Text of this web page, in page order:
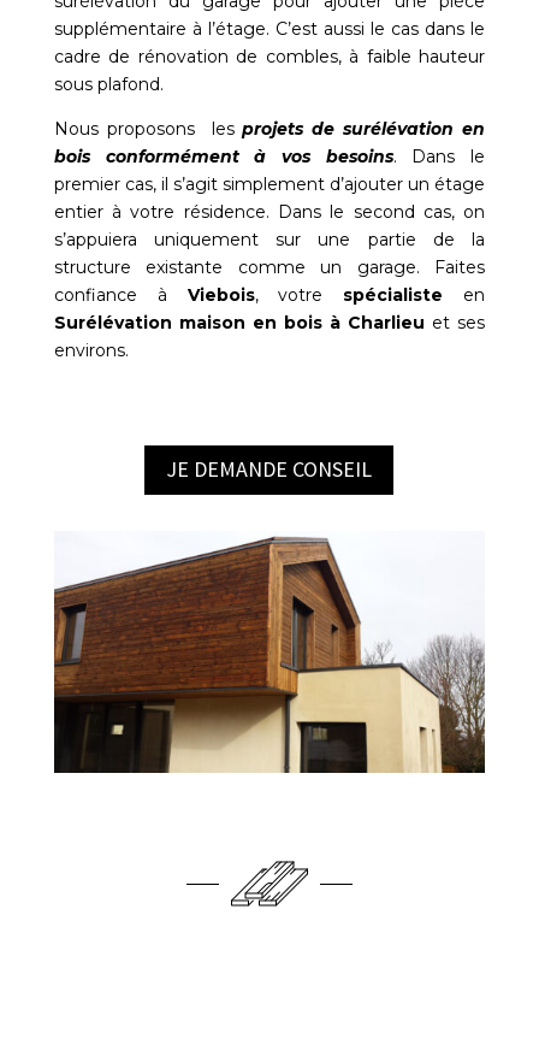
supplémentaire à l’étage. C’est aussi le cas dans le
cadre de rénovation de combles, à faible hauteur
sous plafond.
Nous proposons lesprojets de surélévation en
bois conformément à vos besoins. Dans le
premier cas, il s’agit simplement d’ajouter un étage
entier à votre résidence. Dans le second cas, on
s’appuiera uniquement sur une partie de la
structure existante comme un garage. Faites
confiance à Viebois, votre spécialiste en
Surélévation maison en bois à Charlieu et ses
environs.
JE DEMANDE CONSEIL